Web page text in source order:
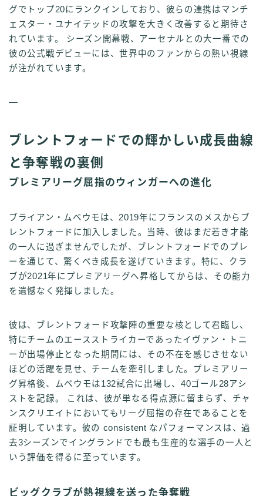
グでトップ20にランクインしており、彼らの連携はマンチ
ェスター・ユナイテッドの攻撃を大きく改善すると期待さ
れています。 シーズン開幕戦、アーセナルとの大一番での
彼の公式戦デビューには、世界中のファンからの熱い視線
が注がれています。
—
ブレントフォードでの輝かしい成長曲線
と争奪戦の裏側
プレミアリーグ屈指のウィンガーへの進化
ブライアン・ムベウモは、2019年にフランスのメスからブ
レントフォードに加入しました。当時、彼はまだ若き才能
の一人に過ぎませんでしたが、ブレントフォードでのプレ
ーを通じて、驚くべき成長を遂げていきます。特に、クラ
ブが2021年にプレミアリーグへ昇格してからは、その能力
を遺憾なく発揮しました。
彼は、ブレントフォード攻撃陣の重要な核として君臨し、
特にチームのエースストライカーであったイヴァン・トニ
ーが出場停止となった期間には、その不在を感じさせない
ほどの活躍を見せ、チームを牽引しました。プレミアリー
グ昇格後、ムベウモは132試合に出場し、40ゴール28アシ
ストを記録。 これは、彼が単なる得点源に留まらず、チャ
ンスクリエイトにおいてもリーグ屈指の存在であることを
証明しています。彼の consistent なパフォーマンスは、過
去3シーズンでイングランドでも最も生産的な選手の一人と
いう評価を得るに至っています。
ビッグクラブが熱視線を送った争奪戦